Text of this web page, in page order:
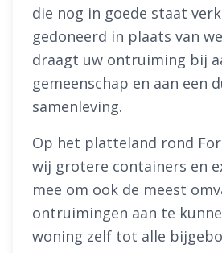
die nog in goede staat
gedoneerd in plaats van
draagt uw ontruiming bij
gemeenschap en aan een
samenleving.
Op het platteland rond
wij grotere containers en
mee om ook de meest
ontruimingen aan te
woning zelf tot alle